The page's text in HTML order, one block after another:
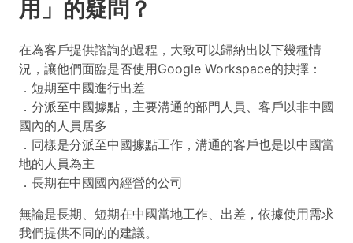
用」的疑問？
在為客戶提供諮詢的過程，大致可以歸納出以下幾種情
況，讓他們面臨是否使用Google Workspace的抉擇：
．短期至中國進行出差
．分派至中國據點，主要溝通的部門人員、客戶以非中國
國內的人員居多
．同樣是分派至中國據點工作，溝通的客戶也是以中國當
地的人員為主
．長期在中國國內經營的公司
無論是長期、短期在中國當地工作、出差，依據使用需求
我們提供不同的的建議。